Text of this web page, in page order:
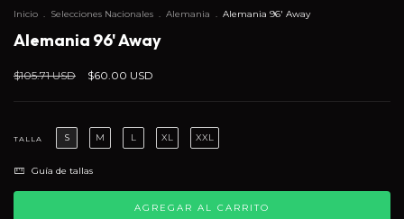
Inicio . Selecciones Nacionales . Alemania . Alemania 96' Away
Alemania 96' Away
$105.71 USD $60.00 USD
TALLA S M L XL XXL
Guía de tallas